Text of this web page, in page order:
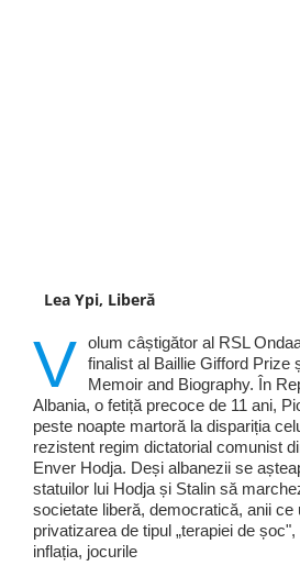
Lea Ypi, Liberă
V olum câștigător al RSL
finalist al Baillie Gifford Prize
Memoir and Biography. În
Albania, o fetiță precoce de 11 ani,
peste noapte martoră la dispariția
rezistent regim dictatorial comunist
Enver Hodja. Deși albanezii se
statuilor lui Hodja și Stalin să
societate liberă, democratică, anii
privatizarea de tipul „terapiei de
inflația, jocurile